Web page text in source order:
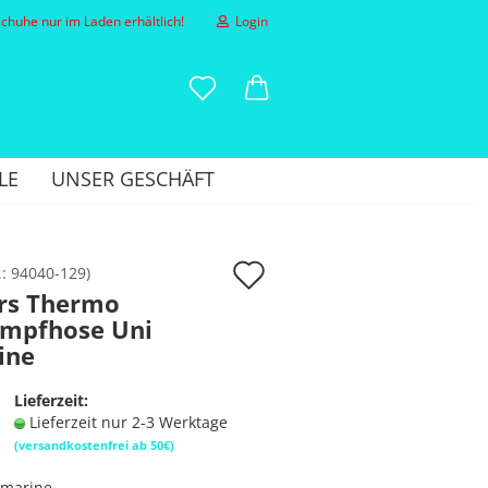
nur im Laden erhältlich! Login
erstellen
vergessen?
UNSER GESCHÄFT
94040-129)
Thermo
Uni
Lieferzeit:
Lieferzeit nur 2-3 Werktage
(versandkostenfrei ab 50€)